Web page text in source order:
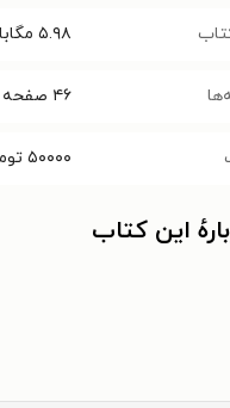
۵.۹۸
۴۶ صفحه
۵۰۰۰۰
این کتاب